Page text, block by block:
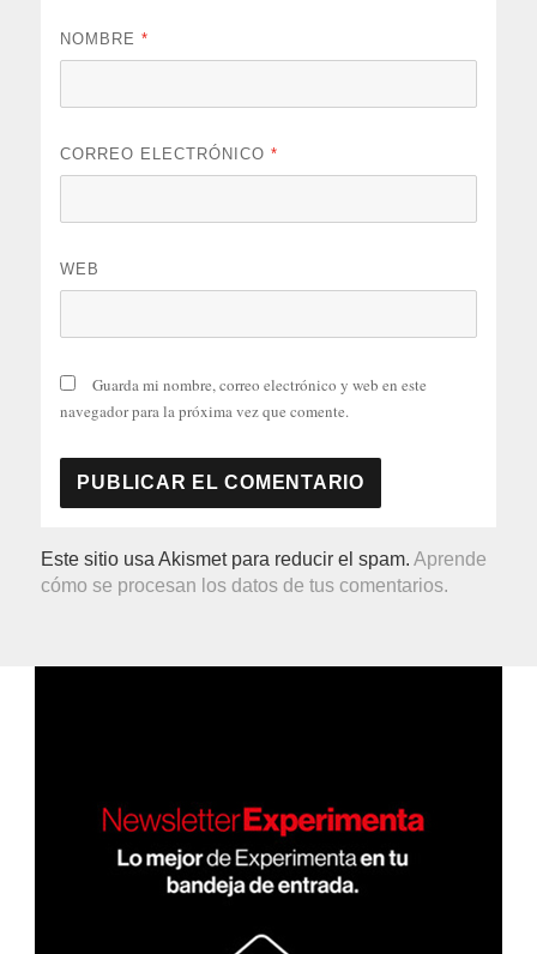
NOMBRE*
CORREO ELECTRÓNICO*
WEB
Guarda mi nombre, correo electrónico y web en este
navegador para la próxima vez que comente.
Este sitio usa Akismet para reducir el spam.Aprende
cómo se procesan los datos de tus comentarios.